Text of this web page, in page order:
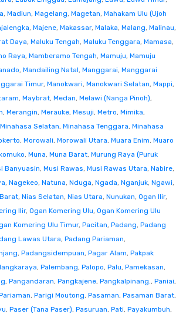
, Madiun, Magelang, Magetan, Mahakam Ulu (Ujoh
, Majene, Makassar, Malaka, Malang, Malinau,
Daya, Maluku Tengah, Maluku Tenggara, Mamasa,
Raya, Mamberamo Tengah, Mamuju, Mamuju
, Mandailing Natal, Manggarai, Manggarai
Timur, Manokwari, Manokwari Selatan, Mappi,
, Maybrat, Medan, Melawi (Nanga Pinoh),
, Merangin, Merauke, Mesuji, Metro, Mimika,
Minahasa Selatan, Minahasa Tenggara, Minahasa
, Morowali, Morowali Utara, Muara Enim, Muaro
, Muna, Muna Barat, Murung Raya (Puruk
Banyuasin, Musi Rawas, Musi Rawas Utara, Nabire,
, Nagekeo, Natuna, Nduga, Ngada, Nganjuk, Ngawi,
, Nias Selatan, Nias Utara, Nunukan, Ogan Ilir,
Ilir, Ogan Komering Ulu, Ogan Komering Ulu
Komering Ulu Timur, Pacitan, Padang, Padang
Lawas Utara, Padang Pariaman,
, Padangsidempuan, Pagar Alam, Pakpak
, Palembang, Palopo, Palu, Pamekasan,
, Pangandaran, Pangkajene, Pangkalpinang., Paniai,
, Parigi Moutong, Pasaman, Pasaman Barat,
, Paser (Tana Paser), Pasuruan, Pati, Payakumbuh,